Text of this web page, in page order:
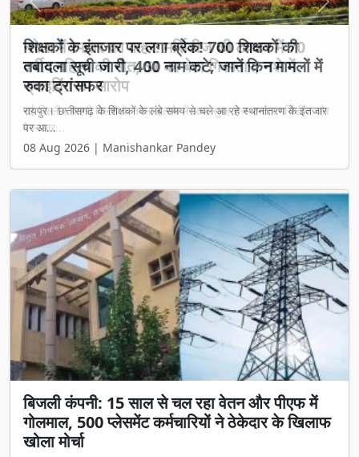
शिक्षकों के इंतजार पर लगा ब्रेक! 700 शिक्षकों की
तबादला सूची जारी, 400 नाम कटे; जानें किन मामलों में
रुका ट्रांसफर
रायपुर। छत्तीसगढ़ के शिक्षकों के लंबे समय से चले आ रहे स्थानांतरण के इंतजार
पर आ...
08 Aug 2026 | Manishankar Pandey
Previous Next
बिजली कंपनी: 15 साल से चल रहा वेतन और पीएफ में
गोलमाल, 500 प्लेसमेंट कर्मचारियों ने ठेकेदार के खिलाफ
खोला मोर्चा